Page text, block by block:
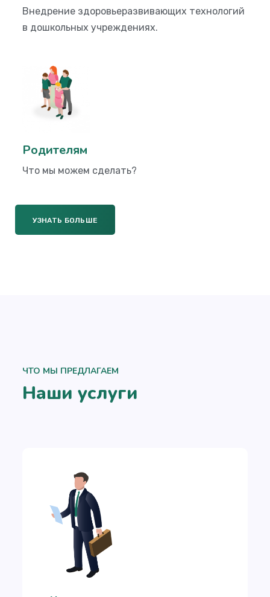
Внедрение здоровьеразвивающих технологий
в дошкольных учреждениях.
Родителям
Что мы можем сделать?
УЗНАТЬ БОЛЬШЕ
ЧТО МЫ ПРЕДЛАГАЕМ
Наши услуги